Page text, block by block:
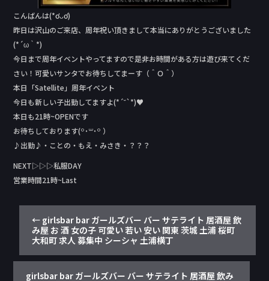
こんばんは(*ơᴗơ)
昨日は沢山のご来店、周年祝い頂きまして本当にありがとうございました
(*´ω｀*)
今日まで周年イベントやってますので是非お時間がある方は遊び来てくだ
さい！可愛いサンタでお待ちしてまーす（＾Ｏ＾）
本日「Satellite」周年イベント
今日も新しい子出勤してますよ(*´˘`*)♥
本日も21時~OPENです
お待ちしております(꒪˙꒳˙꒪ ）
♪出勤♪・ことの・もえ・みさき・？？？
NEXT▷▷▷私服DAY
営業時間21時~Last
← girlsbar bar ガールズバー バー サテライト 居酒屋 飲
み屋 お 酒 女の子 可愛い 若い 安い 関東 茨城 土浦 桜町
大和町 求人 募集中 シーシャ 土浦横丁
girlsbar bar ガールズバー バー サテライト 居酒屋 飲み